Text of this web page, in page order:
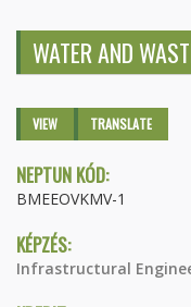
WATER AND
Primary tabs
VIEW (ACTIVETRANSLATE
NEPTUN KÓD:
BMEEOVKMV-1
KÉPZÉS:
Infrastructural